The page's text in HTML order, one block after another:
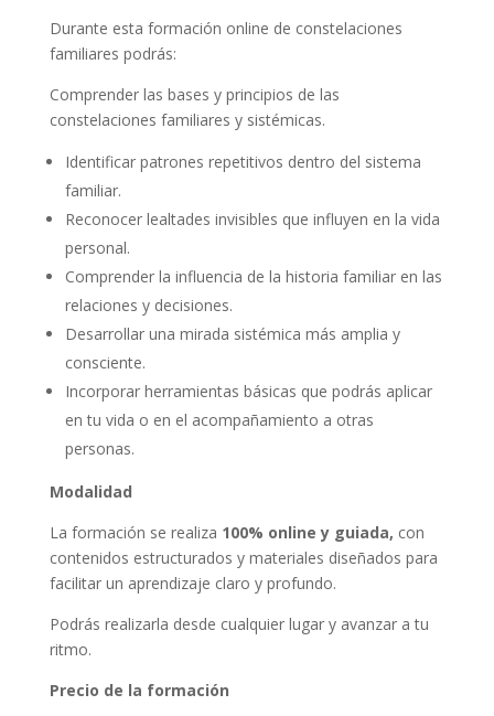
Durante esta formación online de constelaciones
familiares podrás:
Comprender las bases y principios de las
constelaciones familiares y sistémicas.
Identificar patrones repetitivos dentro del sistema
familiar.
Reconocer lealtades invisibles que influyen en la vida
personal.
Comprender la influencia de la historia familiar en las
relaciones y decisiones.
Desarrollar una mirada sistémica más amplia y
consciente.
Incorporar herramientas básicas que podrás aplicar
en tu vida o en el acompañamiento a otras
personas.
Modalidad
La formación se realiza 100% online y guiada, con
contenidos estructurados y materiales diseñados para
facilitar un aprendizaje claro y profundo.
Podrás realizarla desde cualquier lugar y avanzar a tu
ritmo.
Precio de la formación